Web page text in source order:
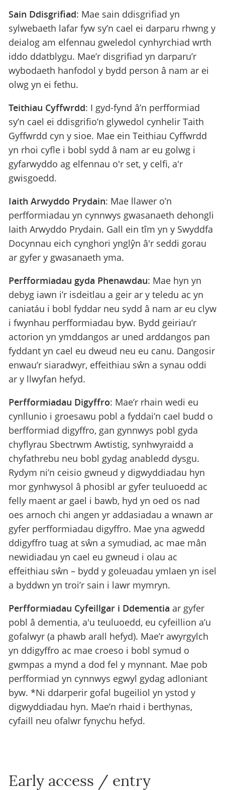
Sain Ddisgrifiad: Mae sain ddisgrifiad yn
sylwebaeth lafar fyw sy’n cael ei darparu rhwng y
deialog am elfennau gweledol cynhyrchiad wrth
iddo ddatblygu. Mae’r disgrifiad yn darparu’r
wybodaeth hanfodol y bydd person â nam ar ei
olwg yn ei fethu.
Teithiau Cyffwrdd: I gyd-fynd â’n perfformiad
sy’n cael ei ddisgrifio’n glywedol cynhelir Taith
Gyffwrdd cyn y sioe. Mae ein Teithiau Cyffwrdd
yn rhoi cyfle i bobl sydd â nam ar eu golwg i
gyfarwyddo ag elfennau o'r set, y celfi, a'r
gwisgoedd.
Iaith Arwyddo Prydain: Mae llawer o’n
perfformiadau yn cynnwys gwasanaeth dehongli
Iaith Arwyddo Prydain. Gall ein tîm yn y Swyddfa
Docynnau eich cynghori ynglŷn â'r seddi gorau
ar gyfer y gwasanaeth yma.
Perfformiadau gyda Phenawdau: Mae hyn yn
debyg iawn i’r isdeitlau a geir ar y teledu ac yn
caniatáu i bobl fyddar neu sydd â nam ar eu clyw
i fwynhau perfformiadau byw. Bydd geiriau’r
actorion yn ymddangos ar uned arddangos pan
fyddant yn cael eu dweud neu eu canu. Dangosir
enwau’r siaradwyr, effeithiau sŵn a synau oddi
ar y llwyfan hefyd.
Perfformiadau Digyffro: Mae’r rhain wedi eu
cynllunio i groesawu pobl a fyddai’n cael budd o
berfformiad digyffro, gan gynnwys pobl gyda
chyflyrau Sbectrwm Awtistig, synhwyraidd a
chyfathrebu neu bobl gydag anabledd dysgu.
Rydym ni’n ceisio gwneud y digwyddiadau hyn
mor gynhwysol â phosibl ar gyfer teuluoedd ac
felly maent ar gael i bawb, hyd yn oed os nad
oes arnoch chi angen yr addasiadau a wnawn ar
gyfer perfformiadau digyffro. Mae yna agwedd
ddigyffro tuag at sŵn a symudiad, ac mae mân
newidiadau yn cael eu gwneud i olau ac
effeithiau sŵn – bydd y goleuadau ymlaen yn isel
a byddwn yn troi’r sain i lawr mymryn.
Perfformiadau Cyfeillgar i Ddementia ar gyfer
pobl â dementia, a'u teuluoedd, eu cyfeillion a’u
gofalwyr (a phawb arall hefyd). Mae’r awyrgylch
yn ddigyffro ac mae croeso i bobl symud o
gwmpas a mynd a dod fel y mynnant. Mae pob
perfformiad yn cynnwys egwyl gydag adloniant
byw. *Ni ddarperir gofal bugeiliol yn ystod y
digwyddiadau hyn. Mae’n rhaid i berthynas,
cyfaill neu ofalwr fynychu hefyd.
Early access / entry